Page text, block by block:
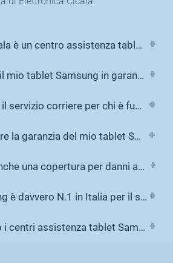
Elettronica Cicala è un centro assistenza tablet Samsung autorizzato?
Posso portare il mio tablet Samsung in garanzia da Elettronica Cicala?
Come funziona il servizio corriere per chi è fuori Palermo?
Posso estendere la garanzia del mio tablet Samsung?
È disponibile anche una copertura per danni accidentali come display rotto o ossidazione?
La rete Samsung è davvero N.1 in Italia per il servizio assistenza?
Dove si trovano i centri assistenza tablet Samsung di Elettronica Cicala?